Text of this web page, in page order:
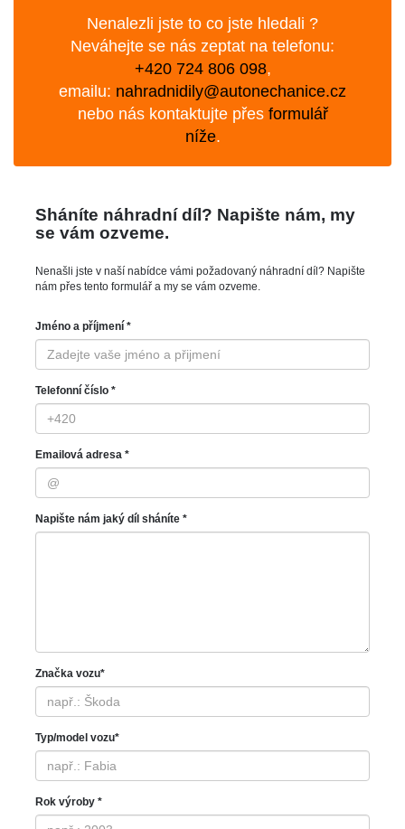
Nenalezli jste to co jste hledali ?
Neváhejte se nás zeptat na telefonu:
+420 724 806 098,
emailu: nahradnidily@autonechanice.cz
nebo nás kontaktujte přes formulář
níže.
Sháníte náhradní díl? Napište nám, my
se vám ozveme.
Nenašli jste v naší nabídce vámi požadovaný náhradní díl? Napište
nám přes tento formulář a my se vám ozveme.
Jméno a příjmení *
Telefonní číslo *
Emailová adresa *
Napište nám jaký díl sháníte *
Značka vozu*
Typ/model vozu*
Rok výroby *